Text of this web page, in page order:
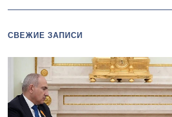
СВЕЖИЕ ЗАПИСИ